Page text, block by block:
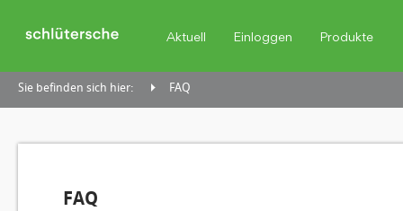
Aktuell Einloggen Produkte
Sie befinden sich hier: FAQ
FAQ